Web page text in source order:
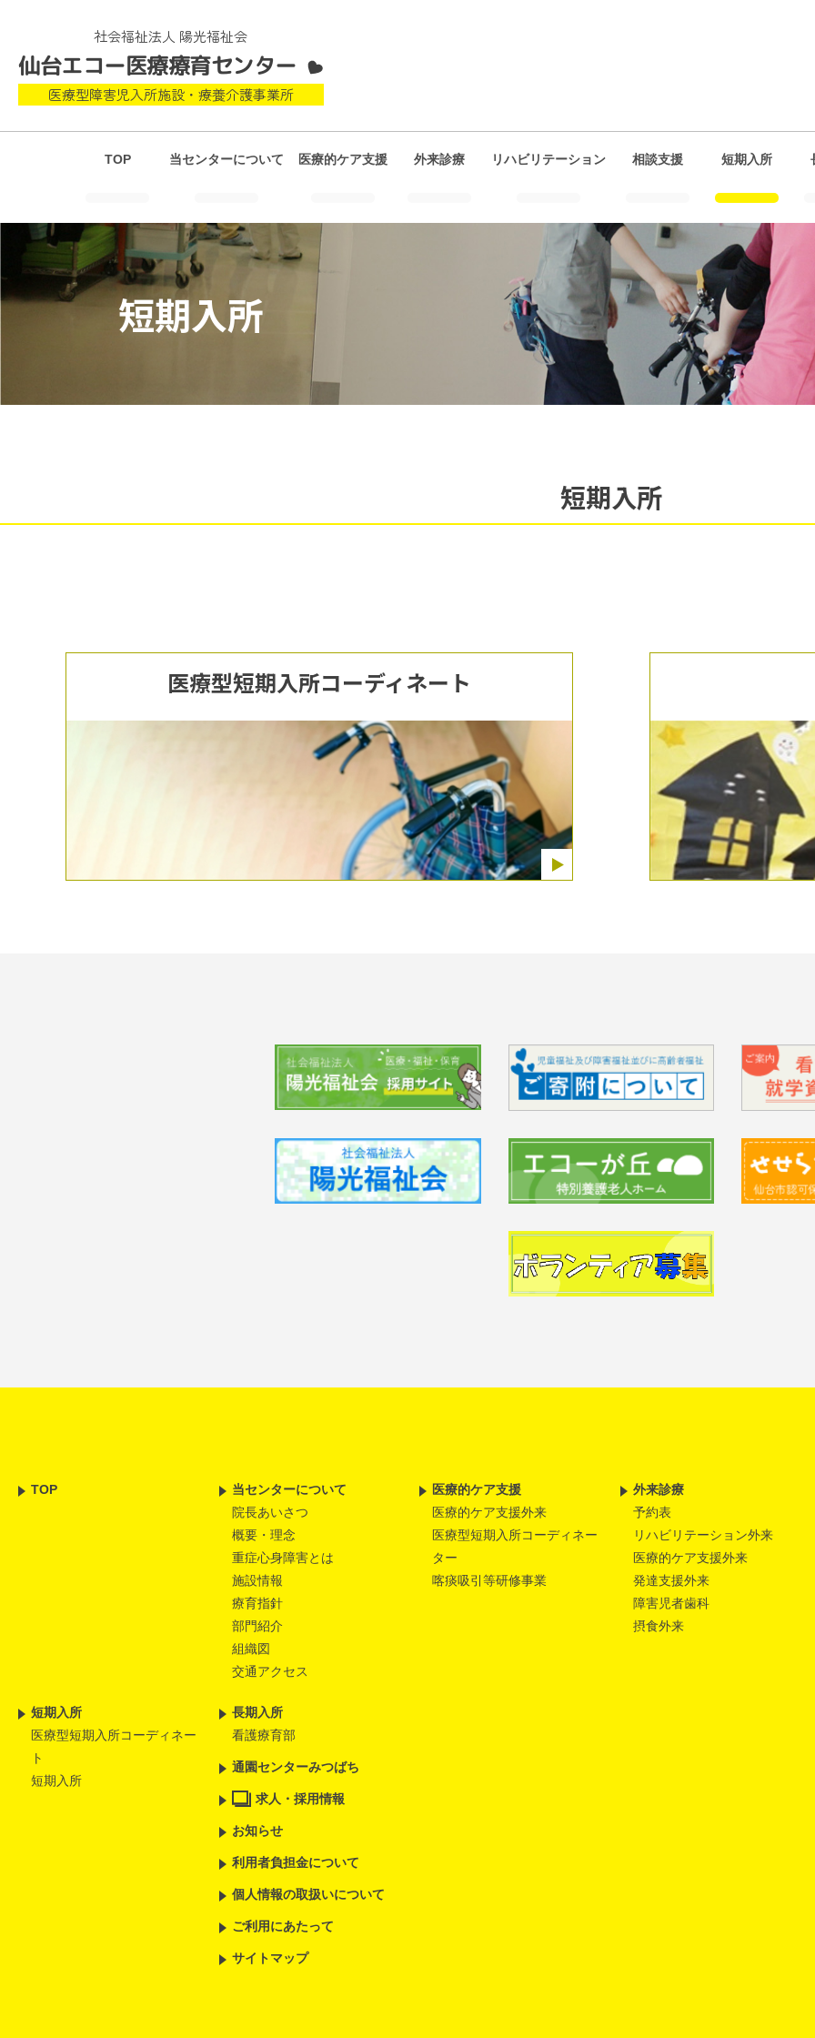
社会福祉法人 陽光福祉会
仙台エコー医療療育センター
医療型障害児入所施設・療養介護事業所
TOP 当センターについて 医療的ケア支援 外来診療 リハビリテーション 相談支援 短期入所
短期入所
短期入所
医療型短期入所コーディネート
TOP
当センターについて
院長あいさつ
概要・理念
重症心身障害とは
施設情報
療育指針
部門紹介
組織図
交通アクセス
医療的ケア支援
医療的ケア支援外来
医療型短期入所コーディネー
ター
喀痰吸引等研修事業
外来診療
予約表
リハビリテーション外来
医療的ケア支援外来
発達支援外来
障害児者歯科
摂食外来
短期入所
医療型短期入所コーディネー
ト
短期入所
長期入所
看護療育部
通園センターみつばち
求人・採用情報
お知らせ
利用者負担金について
個人情報の取扱いについて
ご利用にあたって
サイトマップ